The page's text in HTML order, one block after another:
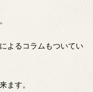
よるコラムもついてい
ます。